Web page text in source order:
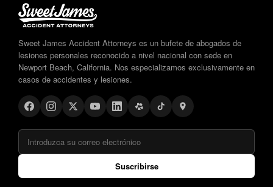
Sweet James Accident Attorneys es un bufete de abogados de
lesiones personales reconocido a nivel nacional con sede en
Newport Beach, California. Nos especializamos exclusivamente en
casos de accidentes y lesiones.
Suscribirse